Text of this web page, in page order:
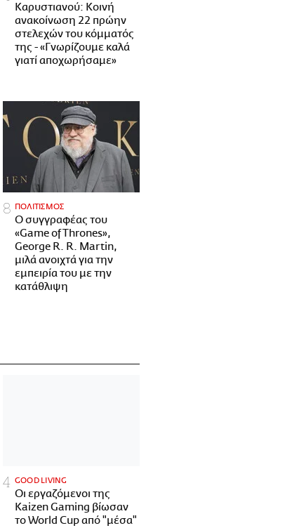
Καρυστιανού: Κοινή
ανακοίνωση 22 πρώην
στελεχών του κόμματός
της - «Γνωρίζουμε καλά
γιατί αποχωρήσαμε»
ΠΟΛΙΤΙΣΜΟΣ
Ο συγγραφέας του
«Game of Thrones»,
George R. R. Martin,
μιλά ανοιχτά για την
εμπειρία του με την
κατάθλιψη
GOOD LIVING
Οι εργαζόμενοι της
Kaizen Gaming βίωσαν
το World Cup από "μέσα"